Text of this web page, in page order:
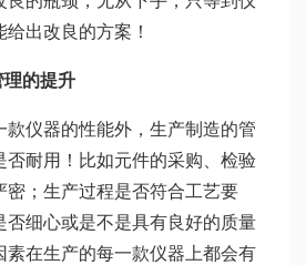
出改良的方案！
理的提升
款仪器的性能外，生产制造的管
否耐用！比如元件的采购、检验
密；生产过程是否符合工艺要
否细心或是不是具有良好的质量
素在生产的每一款仪器上都会有